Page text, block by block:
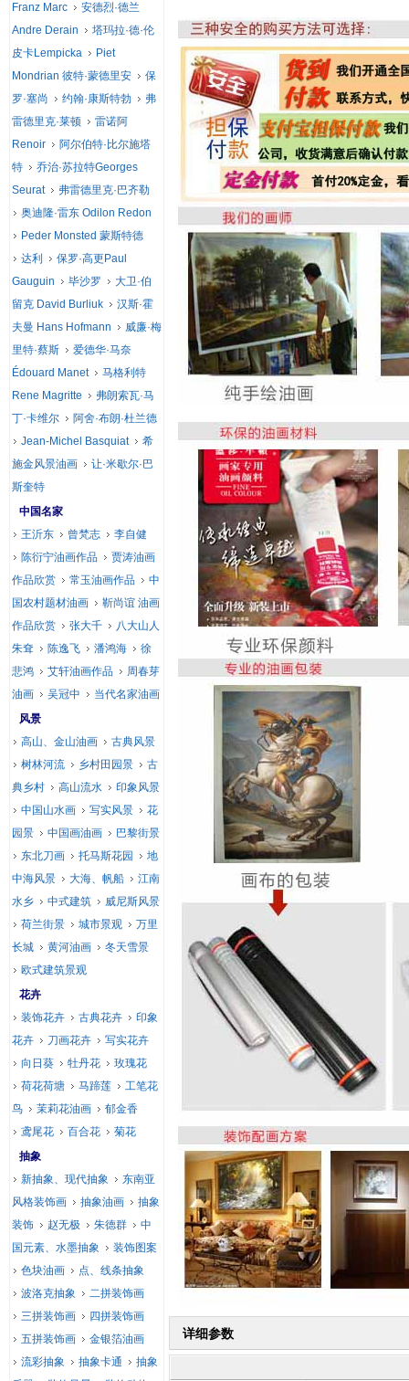
详细参数
Franz Marc
安德烈·德兰
Andre Derain
塔玛拉·德·伦
皮卡Lempicka
Piet
Mondrian 彼特·蒙德里安
保
罗·塞尚
约翰·康斯特勃
弗
雷德里克·莱顿
雷诺阿
Renoir
阿尔伯特·比尔施塔
特
乔治·苏拉特Georges
Seurat
弗雷德里克·巴齐勒
奥迪隆·雷东 Odilon Redon
Peder Monsted 蒙斯特德
达利
保罗·高更Paul
Gauguin
毕沙罗
大卫·伯
留克 David Burliuk
汉斯·霍
夫曼 Hans Hofmann
威廉·梅
里特·蔡斯
爱德华·马奈
Édouard Manet
马格利特
Rene Magritte
弗朗索瓦·马
丁·卡维尔
阿舍·布朗·杜兰德
Jean-Michel Basquiat
希
施金风景油画
让·米歇尔·巴
斯奎特
中国名家
王沂东
曾梵志
李自健
陈衍宁油画作品
贾涛油画
作品欣赏
常玉油画作品
中
国农村题材油画
靳尚谊 油画
作品欣赏
张大千
八大山人
朱耷
陈逸飞 潘鸿海
徐
悲鸿
艾轩油画作品
周春芽
油画
吴冠中
当代名家油画
风景
高山、金山油画
古典风景
树林河流
乡村田园景
古
典乡村
高山流水
印象风景
中国山水画
写实风景
花
园景
中国画油画
巴黎街景
东北刀画
托马斯花园
地
中海风景
大海、帆船
江南
水乡
中式建筑
威尼斯风景
荷兰街景
城市景观
万里
长城
黄河油画
冬天雪景
欧式建筑景观
花卉
装饰花卉
古典花卉
印象
花卉
刀画花卉
写实花卉
向日葵
牡丹花
玫瑰花
荷花荷塘
马蹄莲
工笔花
鸟
茉莉花油画
郁金香
鸢尾花
百合花
菊花
抽象
新抽象、现代抽象
东南亚
风格装饰画
抽象油画
抽象
装饰
赵无极 朱德群
中
国元素、水墨抽象
装饰图案
色块油画
点、线条抽象
波洛克抽象
二拼装饰画
三拼装饰画
四拼装饰画
五拼装饰画
金银箔油画
流彩抽象
抽象卡通
抽象